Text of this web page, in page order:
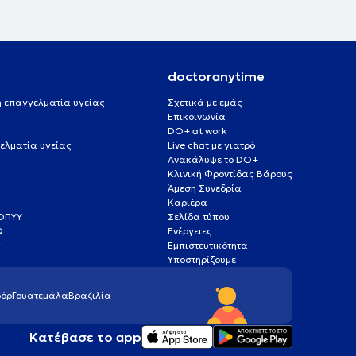
επαγγελματία υγείας
υγείας
doctoranytime
Σχετικά με εμάς
Επικοινωνία
DO+ at work
Live chat με γιατρό
Ανακάλυψε το DO+
Κλινική Φροντίδας Βάρους
Άμεση Συνεδρία
Καριέρα
Σελίδα τύπου
Ενέργειες
Εμπιστευτικότητα
Υποστηρίζουμε
ΓουατεμάλαΒραζιλία
Κατέβασε το app